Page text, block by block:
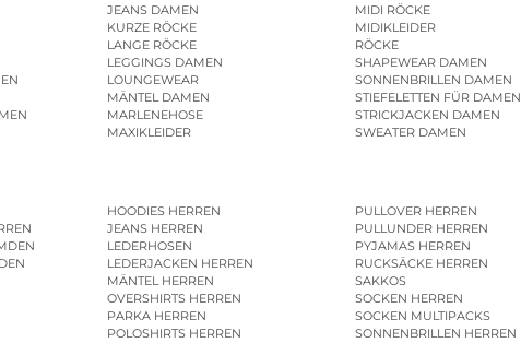
JEANS DAMEN
KURZE RÖCKE
LANGE RÖCKE
LEGGINGS DAMEN
LOUNGEWEAR
MÄNTEL DAMEN
MARLENEHOSE
MAXIKLEIDER
MIDI RÖCKE
MIDIKLEIDER
RÖCKE
SHAPEWEAR DAMEN
SONNENBRILLEN DAMEN
STIEFELETTEN FÜR DAMEN
STRICKJACKEN DAMEN
SWEATER DAMEN
HOODIES HERREN
JEANS HERREN
LEDERHOSEN
LEDERJACKEN HERREN
MÄNTEL HERREN
OVERSHIRTS HERREN
PARKA HERREN
POLOSHIRTS HERREN
PULLOVER HERREN
PULLUNDER HERREN
PYJAMAS HERREN
RUCKSÄCKE HERREN
SAKKOS
SOCKEN HERREN
SOCKEN MULTIPACKS
SONNENBRILLEN HERREN